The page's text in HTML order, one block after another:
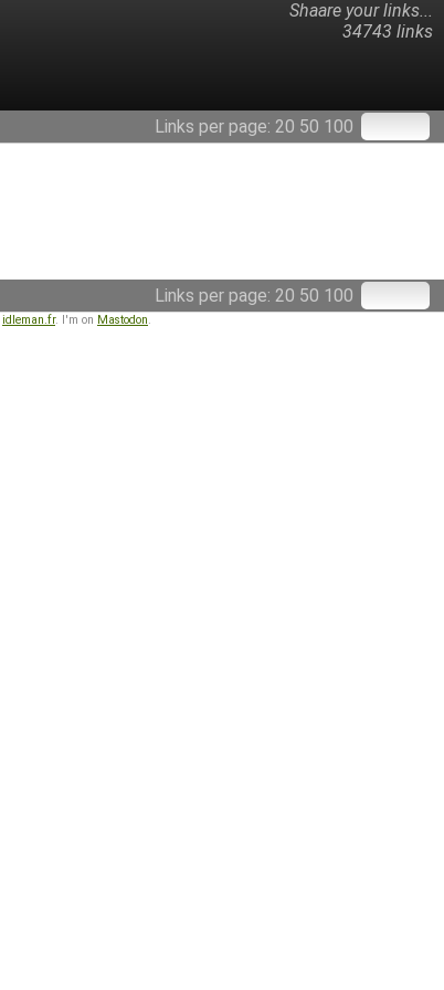
Shaare your links...
34743 links
Links per page: 20 50 100
Links per page: 20 50 100
idleman.fr. I'm on Mastodon.